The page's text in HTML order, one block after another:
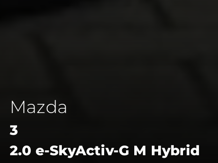
Mazda
3
2.0 e-SkyActiv-G M Hybrid